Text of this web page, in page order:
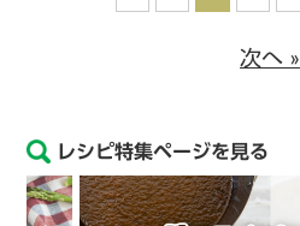
次へ »
レシピ特集ページを見る